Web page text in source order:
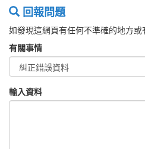
回報問題
如發現這網頁有任何不準確的地方或
有關事情
輸入資料